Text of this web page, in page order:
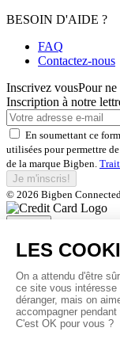
BESOIN D'AIDE ?
FAQ
Contactez-nous
Inscrivez vousPour ne
Inscription à notre
En soumettant ce
utilisées pour permettre
de la marque Bigben.
Je m'inscris!
© 2026 Bigben
Inscrivez-vous et
nos offres
En soumettant ce